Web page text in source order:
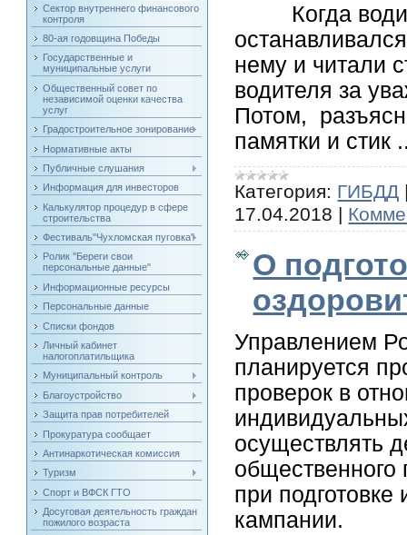
Сектор внутреннего финансового
контроля
80-ая годовщина Победы
Государственные и
муниципальные услуги
Общественный совет по
независимой оценки качества
услуг
Градостроительное зонирование
Нормативные акты
Публичные слушания
Информация для инвесторов
Калькулятор процедур в сфере
строительства
Фестиваль"Чухломская пуговка"
Ролик "Береги свои
персональные данные"
Информационные ресурсы
Персональные данные
Списки фондов
Личный кабинет
налогоплатильщика
Муниципальный контроль
Благоустройство
Защита прав потребителей
Прокуратура сообщает
Антинаркотическая комиссия
Туризм
Спорт и ВФСК ГТО
Досуговая деятельность граждан
пожилого возраста
Когда
нему и читали
водителя за
Потом,
памятки и стик
Категория: ГИБДД
17.04.2018 |
О
Управлением
планируется
проверок в
осуществлять
общественного
при
кампании.